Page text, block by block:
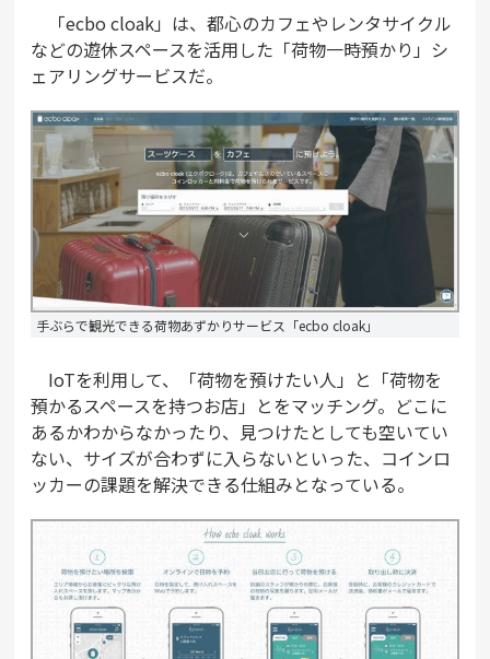
「ecbo cloak」は、都心のカフェやレンタサイクル
などの遊休スペースを活用した「荷物一時預かり」シ
ェアリングサービスだ。
手ぶらで観光できる荷物あずかりサービス「ecbo cloak」
IoTを利用して、「荷物を預けたい人」と「荷物を
預かるスペースを持つお店」とをマッチング。どこに
あるかわからなかったり、見つけたとしても空いてい
ない、サイズが合わずに入らないといった、コインロ
ッカーの課題を解決できる仕組みとなっている。